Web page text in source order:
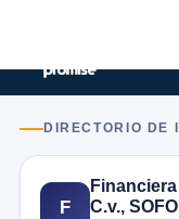
DIRECTORIO DE
F
C.v.,